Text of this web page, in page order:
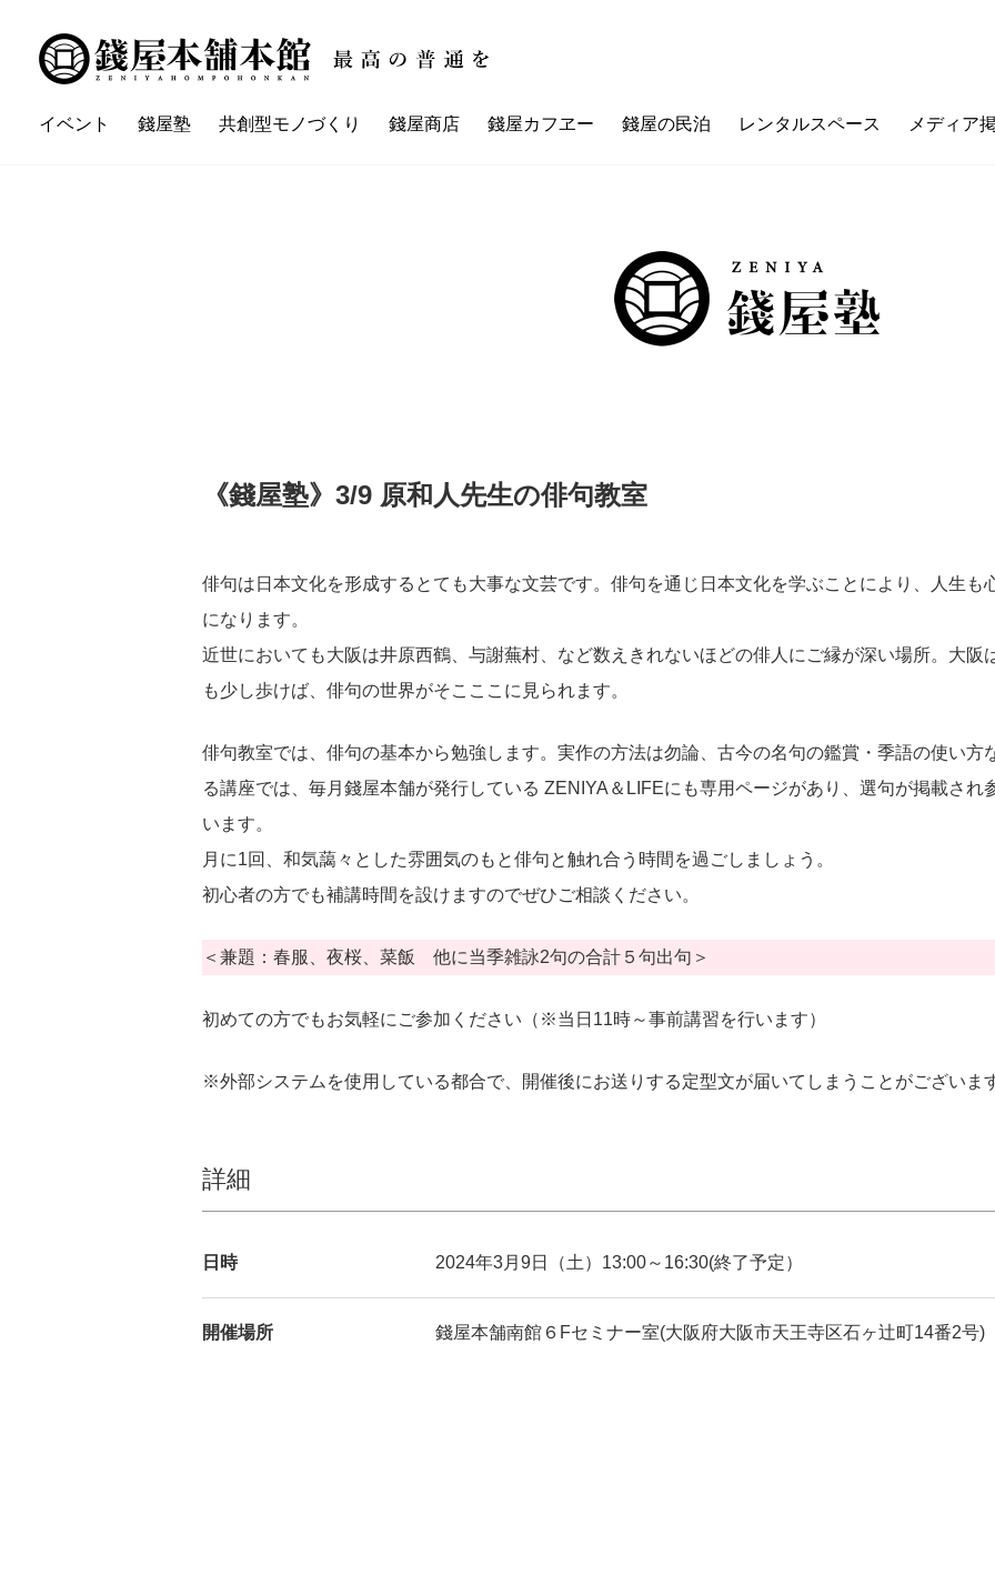
イベント 錢屋塾 共創型モノづくり 錢屋商店 錢屋カフヱー 錢屋の民泊 レンタルスペース メディア
《錢屋塾》3/9 原和人先生の俳句教室
俳句は日本文化を形成するとても大事な文芸です。俳句を通じ日本文化を学ぶことにより、人生も
になります。
近世においても大阪は井原西鶴、与謝蕪村、など数えきれないほどの俳人にご縁が深い場所。大阪
も少し歩けば、俳句の世界がそこここに見られます。
俳句教室では、俳句の基本から勉強します。実作の方法は勿論、古今の名句の鑑賞・季語の使い方
る講座では、毎月錢屋本舗が発行している ZENIYA＆LIFEにも専用ページがあり、選句が掲載され
います。
月に1回、和気藹々とした雰囲気のもと俳句と触れ合う時間を過ごしましょう。
初心者の方でも補講時間を設けますのでぜひご相談ください。
＜兼題：春服、夜桜、菜飯 他に当季雑詠2句の合計５句出句＞
初めての方でもお気軽にご参加ください（※当日11時～事前講習を行います）
※外部システムを使用している都合で、開催後にお送りする定型文が届いてしまうことがございま
詳細
日時 2024年3月9日（土）13:00～16:30(終了予定）
開催場所 錢屋本舗南館６Fセミナー室(大阪府大阪市天王寺区石ヶ辻町14番2号)